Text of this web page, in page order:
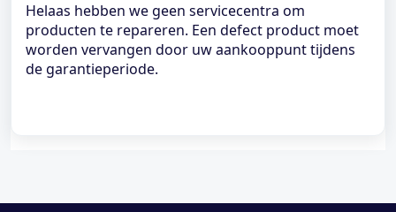
Helaas hebben we geen servicecentra om
producten te repareren. Een defect product moet
worden vervangen door uw aankooppunt tijdens
de garantieperiode.